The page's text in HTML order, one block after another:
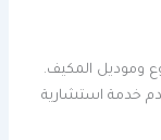
وموديل المكيف.
خدمة استشارية